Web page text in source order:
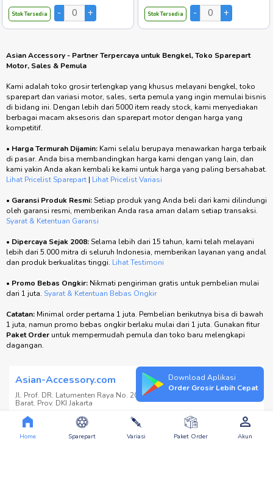
Stok Tersedia Stok Tersedia
Download Aplikasi
Order Grosir Lebih Cepat
Asian Accessory - Partner Terpercaya untuk Bengkel, Toko Sparepart
Motor, Sales & Pemula
Kami adalah toko grosir terlengkap yang khusus melayani bengkel, toko
sparepart dan variasi motor, sales, serta pemula yang ingin memulai bisnis
di bidang ini. Dengan lebih dari 5000 item ready stock, kami menyediakan
berbagai macam aksesoris dan sparepart motor dengan harga yang
kompetitif.
• Harga Termurah Dijamin: Kami selalu berupaya menawarkan harga terbaik
di pasar. Anda bisa membandingkan harga kami dengan yang lain, dan
kami yakin Anda akan kembali ke kami untuk harga yang paling bersahabat.
Lihat Pricelist Sparepart | Lihat Pricelist Variasi
• Garansi Produk Resmi:Setiap produk yang Anda beli dari kami dilindungi
oleh garansi resmi, memberikan Anda rasa aman dalam setiap transaksi.
Syarat & Ketentuan Garansi
• Dipercaya Sejak 2008:Selama lebih dari 15 tahun, kami telah melayani
lebih dari 5.000 mitra di seluruh Indonesia, memberikan layanan yang andal
dan produk berkualitas tinggi. Lihat Testimoni
• Promo Bebas Ongkir: Nikmati pengiriman gratis untuk pembelian mulai
dari 1 juta. Syarat & Ketentuan Bebas Ongkir
Catatan: Minimal order pertama 1 juta. Pembelian berikutnya bisa di bawah
1 juta, namun promo bebas ongkir berlaku mulai dari 1 juta. Gunakan fitur
Paket Order untuk mempermudah pemula dan toko baru melengkapi
dagangan.
Asian-Accessory.com
Jl. Prof. DR. Latumenten Raya No. 20 J-K Grogol Petamburan. Jakarta
Barat. Prov. DKI Jakarta
Lihat Google Maps
Home Sparepart Variasi Paket Order Akun